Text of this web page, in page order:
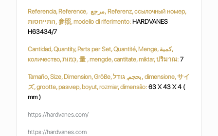
Referencia, Reference, مرجع, Referenz, ссылочный номер,
התייחסות, 参照, modello di riferimento: HARDVANES
H63434/7
Cantidad, Quantity, Parts per Set, Quantité, Menge, كمية,
количество, כַּמוּת, 量 , mengde, cantitate, miktar, ปริมาณ: 7
Tamaño, Size, Dimension, Größe, بحجم, גודל, dimensione, サイ
ズ, grootte, размер, boyut, rozmiar, dimensão: 63 X 43 X 4 (
mm )
https://hardvanes.com/
https://hardvanes.com